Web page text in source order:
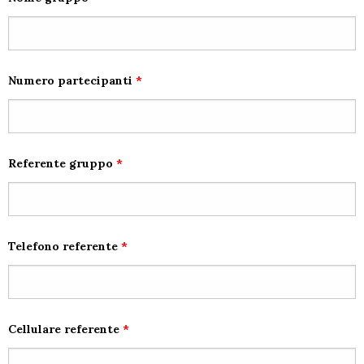
Numero partecipanti *
Referente gruppo *
Telefono referente *
Cellulare referente *